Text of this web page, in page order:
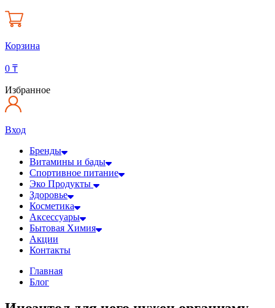
Корзина
0 ₸
Избранное
Вход
Бренды
Витамины и бады
Спортивное питание
Эко Продукты
Здоровье
Косметика
Аксессуары
Бытовая Химия
Акции
Контакты
Главная
Блог